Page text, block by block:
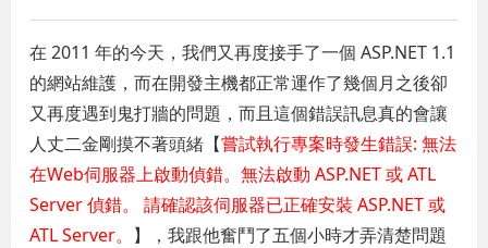
在 2011 年的今天，我們又再度接手了一個 ASP.NET 1.1
的網站維護，而在開發主機都正常運作了幾個月之後卻
又再度遇到鬼打牆的問題，而且這個錯誤訊息真的會讓
人丈二金剛摸不著頭緒【嘗試執行專案時發生錯誤: 無法
在Web伺服器上啟動偵錯。無法啟動 ASP.NET 或 ATL
Server 偵錯。 請確認該伺服器已正確安裝 ASP.NET 或
ATL Server。 】，我跟他奮鬥了五個小時才弄清楚問題